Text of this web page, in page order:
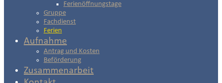
Ferienöffnungstage
Gruppe
Fachdienst
Ferien
Aufnahme
Antrag und Kosten
Beförderung
Zusammenarbeit